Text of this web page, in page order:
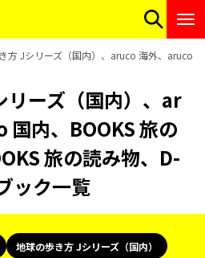
方 Jシリーズ（国内）、aruco 海外、aruco
リーズ（国内）、ar
内、BOOKS 旅の
旅の読み物、D-
ック一覧
地球の歩き方 Jシリーズ（国内）